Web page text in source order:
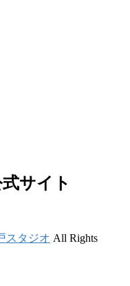
サイト
スタジオ All Rights